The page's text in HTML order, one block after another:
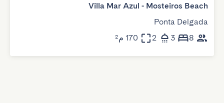
Villa Mar Azul - Mosteiros Beach
Ponta Delgada
8
3
2 170 م²